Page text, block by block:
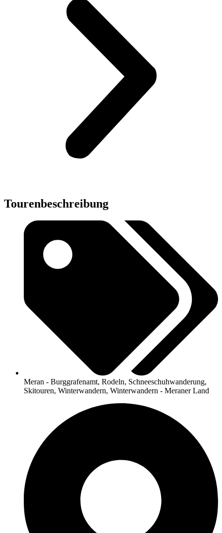
Tourenbeschreibung
Meran - Burggrafenamt, Rodeln, Schneeschuhwanderung,
Skitouren, Winterwandern, Winterwandern - Meraner Land